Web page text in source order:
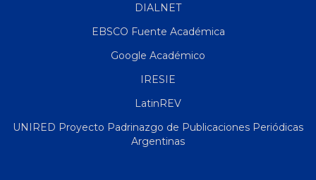
DIALNET
EBSCO Fuente Académica
Google Académico
IRESIE
LatinREV
UNIRED Proyecto Padrinazgo de Publicaciones Periódicas
Argentinas